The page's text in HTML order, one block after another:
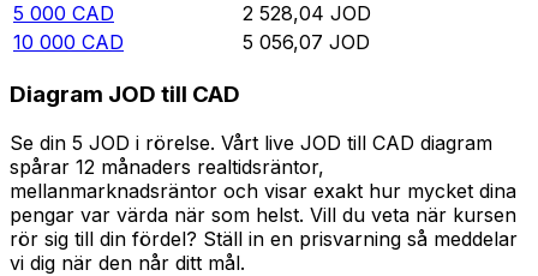
5 000 CAD 2 528,04 JOD
10 000 CAD 5 056,07 JOD
Diagram JOD till CAD
Se din 5 JOD i rörelse. Vårt live JOD till CAD diagram
spårar 12 månaders realtidsräntor,
mellanmarknadsräntor och visar exakt hur mycket dina
pengar var värda när som helst. Vill du veta när kursen
rör sig till din fördel? Ställ in en prisvarning så meddelar
vi dig när den når ditt mål.